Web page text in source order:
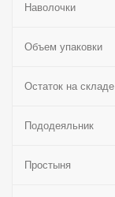
Наволочки
Объем упаковки
Остаток на складе
Пододеяльник
Простыня